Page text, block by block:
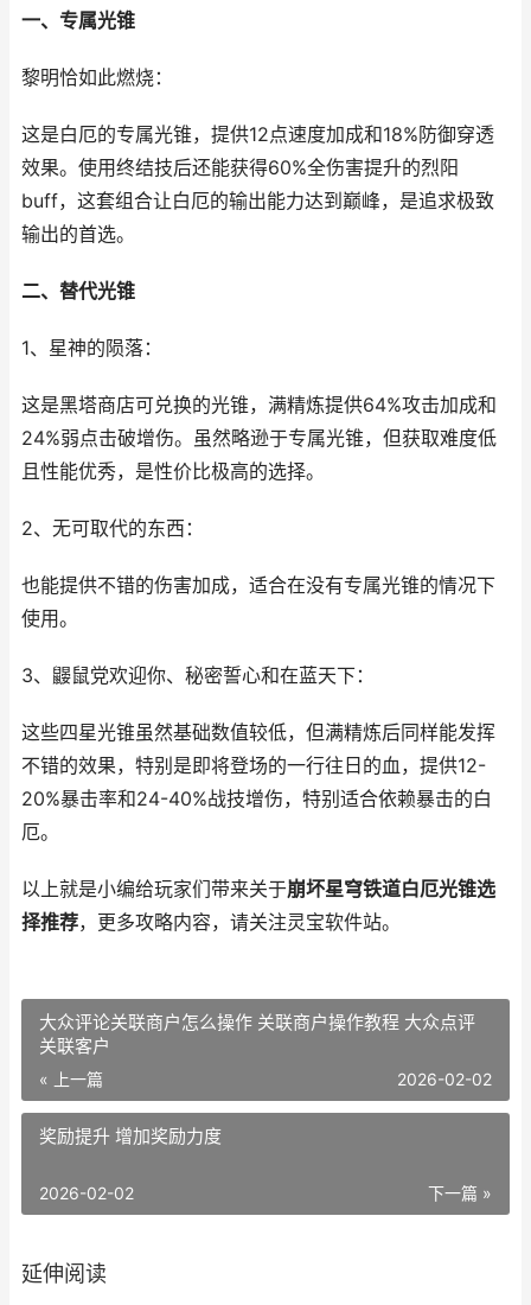
一、专属光锥
黎明恰如此燃烧：
这是白厄的专属光锥，提供12点速度加成和18%防御穿透
效果。使用终结技后还能获得60%全伤害提升的烈阳
buff，这套组合让白厄的输出能力达到巅峰，是追求极致
输出的首选。
二、替代光锥
1、星神的陨落：
这是黑塔商店可兑换的光锥，满精炼提供64%攻击加成和
24%弱点击破增伤。虽然略逊于专属光锥，但获取难度低
且性能优秀，是性价比极高的选择。
2、无可取代的东西：
也能提供不错的伤害加成，适合在没有专属光锥的情况下
使用。
3、鼹鼠党欢迎你、秘密誓心和在蓝天下：
这些四星光锥虽然基础数值较低，但满精炼后同样能发挥
不错的效果，特别是即将登场的一行往日的血，提供12-
20%暴击率和24-40%战技增伤，特别适合依赖暴击的白
厄。
以上就是小编给玩家们带来关于崩坏星穹铁道白厄光锥选
择推荐，更多攻略内容，请关注灵宝软件站。
大众评论关联商户怎么操作 关联商户操作教程 大众点评
关联客户
« 上一篇 2026-02-02
奖励提升 增加奖励力度
下一篇 »
2026-02-02
延伸阅读